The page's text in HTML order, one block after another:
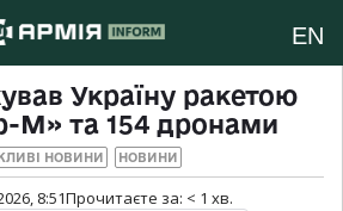
EN
Україну ракетою
М» та 154 дронами
НОВИНИ НОВИНИ
8:51Прочитаєте за: < 1 хв.